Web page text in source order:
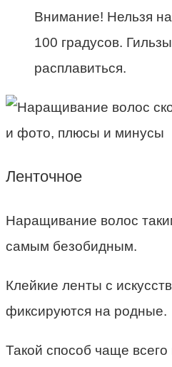
Внимание! Нельзя
100 градусов.
расплавиться.
Ленточное
Наращивание волос
самым безобидным.
Клейкие ленты с
фиксируются на родные.
Такой способ чаще всего